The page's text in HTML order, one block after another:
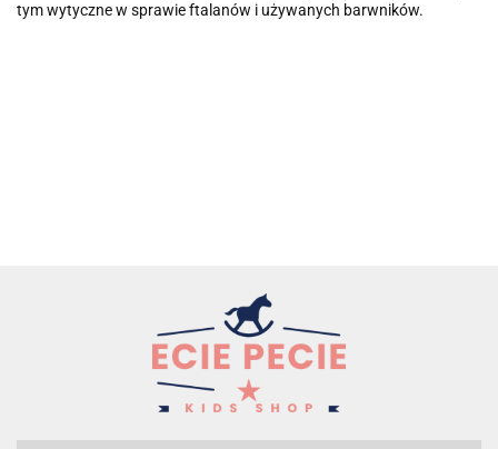
tym wytyczne w sprawie ftalanów i używanych barwników.